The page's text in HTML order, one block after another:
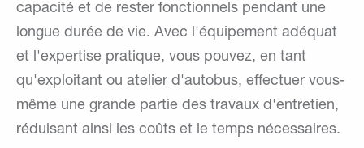
capacité et de rester fonctionnels pendant une
longue durée de vie. Avec l'équipement adéquat
et l'expertise pratique, vous pouvez, en tant
qu'exploitant ou atelier d'autobus, effectuer vous-
même une grande partie des travaux d'entretien,
réduisant ainsi les coûts et le temps nécessaires.